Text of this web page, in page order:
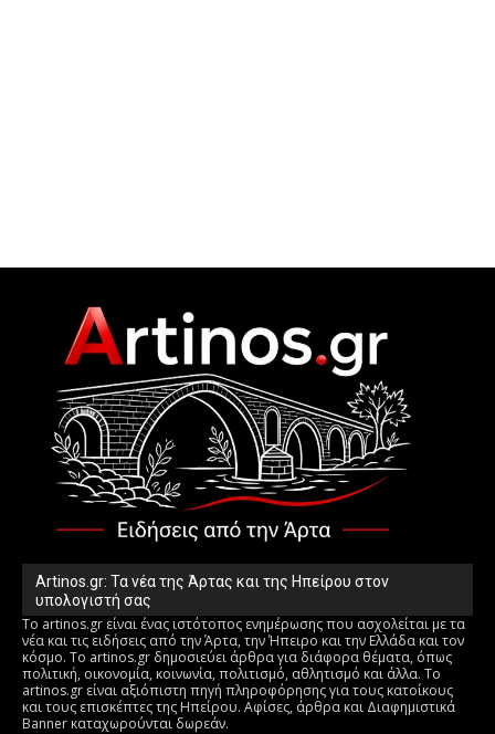
Artinos.gr: Τα νέα της Άρτας και της Ηπείρου στον
υπολογιστή σας
Το artinos.gr είναι ένας ιστότοπος ενημέρωσης που ασχολείται με τα
νέα και τις ειδήσεις από την Άρτα, την Ήπειρο και την Ελλάδα και τον
κόσμο. Το artinos.gr δημοσιεύει άρθρα για διάφορα θέματα, όπως
πολιτική, οικονομία, κοινωνία, πολιτισμό, αθλητισμό και άλλα. Το
artinos.gr είναι αξιόπιστη πηγή πληροφόρησης για τους κατοίκους
και τους επισκέπτες της Ηπείρου. Αφίσες, άρθρα και Διαφημιστικά
Banner καταχωρούνται δωρεάν.